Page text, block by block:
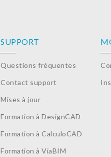
SUPPORT
Questions fréquentes
Contact support
Mises à jour
Formation à DesignCAD
Formation à CalculoCAD
Formation à ViaBIM